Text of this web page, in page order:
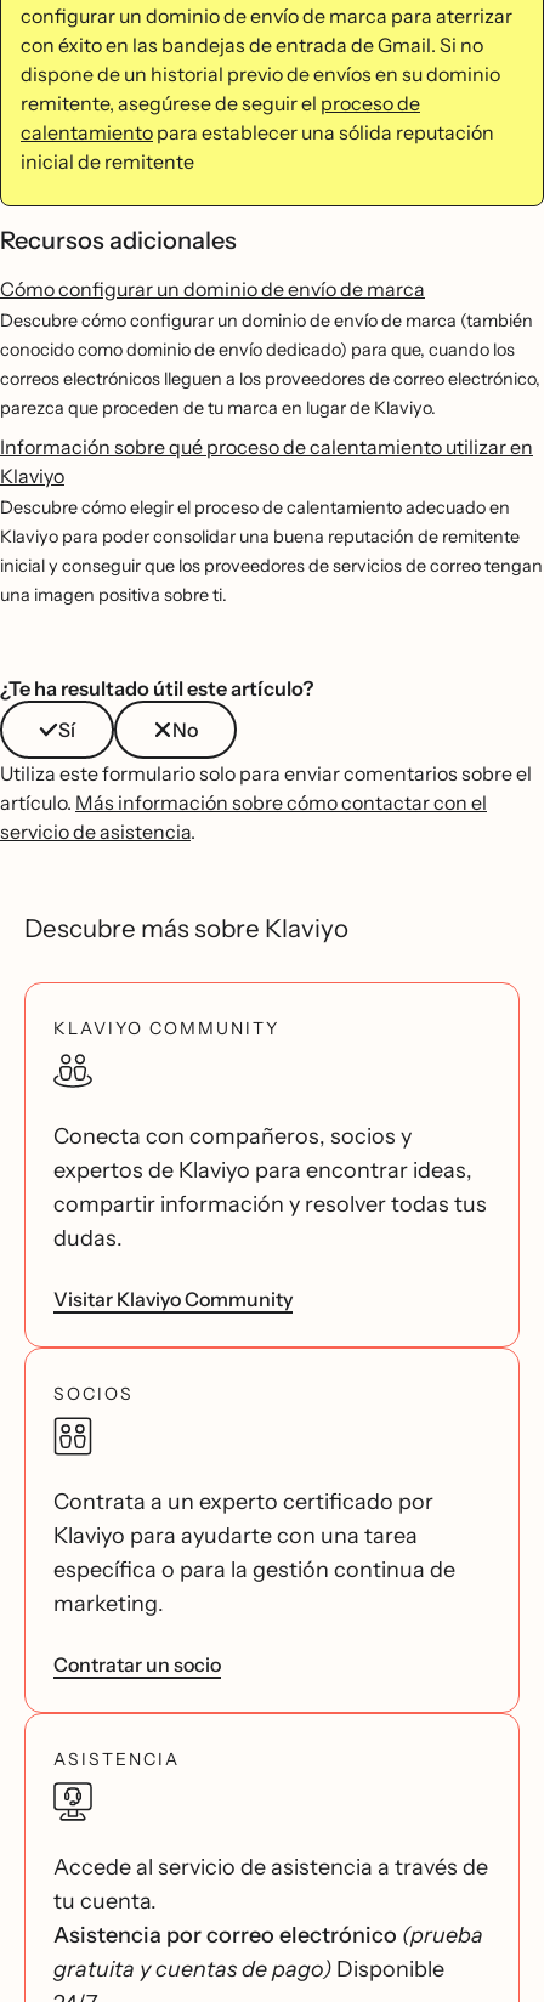
configurar un dominio de envío de marca para aterrizar
con éxito en las bandejas de entrada de Gmail. Si no
dispone de un historial previo de envíos en su dominio
remitente, asegúrese de seguir el proceso de
calentamiento para establecer una sólida reputación
inicial de remitente
Recursos adicionales
Cómo configurar un dominio de envío de marca
Descubre cómo configurar un dominio de envío de marca (también
conocido como dominio de envío dedicado) para que, cuando los
correos electrónicos lleguen a los proveedores de correo electrónico,
parezca que proceden de tu marca en lugar de Klaviyo.
Información sobre qué proceso de calentamiento utilizar en
Klaviyo
Descubre cómo elegir el proceso de calentamiento adecuado en
Klaviyo para poder consolidar una buena reputación de remitente
inicial y conseguir que los proveedores de servicios de correo tengan
una imagen positiva sobre ti.
¿Te ha resultado útil este artículo?
Sí
No
Utiliza este formulario solo para enviar comentarios sobre el
artículo. Más información sobre cómo contactar con el
servicio de asistencia.
Descubre más sobre Klaviyo
KLAVIYO COMMUNITY
Conecta con compañeros, socios y
expertos de Klaviyo para encontrar ideas,
compartir información y resolver todas tus
dudas.
Visitar Klaviyo Community
SOCIOS
Contrata a un experto certificado por
Klaviyo para ayudarte con una tarea
específica o para la gestión continua de
marketing.
Contratar un socio
ASISTENCIA
Accede al servicio de asistencia a través de
tu cuenta.
Asistencia por correo electrónico (prueba
gratuita y cuentas de pago) Disponible